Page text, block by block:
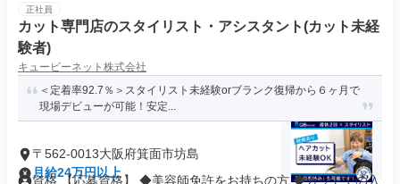
正社員
カット専門店のスタイリスト・アシスタント(カット未経
験者)
キュービーネット株式会社
＜定着率92.7％＞スタイリスト未経験orブランク復帰から６ヶ月で
現場デビューが可能！安定...
〒562-0013大阪府箕面市坊島
月給24万円以上
資格 【応募資格】 ◆美容師免許をお持ちの方 ◆カットでの入